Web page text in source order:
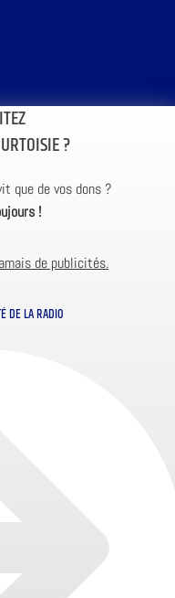
?
que de vos dons ?
!
de publicités.
DE LA RADIO